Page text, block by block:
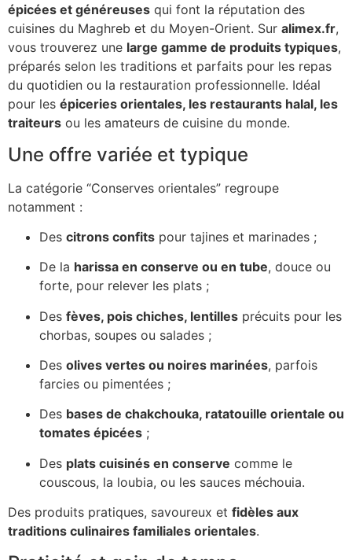
épicées et généreuses qui font la réputation des
cuisines du Maghreb et du Moyen-Orient. Sur alimex.fr,
vous trouverez une large gamme de produits typiques,
préparés selon les traditions et parfaits pour les repas
du quotidien ou la restauration professionnelle. Idéal
pour les épiceries orientales, les restaurants halal, les
traiteurs ou les amateurs de cuisine du monde.
Une offre variée et typique
La catégorie “Conserves orientales” regroupe
notamment :
Des citrons confits pour tajines et marinades ;
De la harissa en conserve ou en tube, douce ou
forte, pour relever les plats ;
Des fèves, pois chiches, lentilles précuits pour les
chorbas, soupes ou salades ;
Des olives vertes ou noires marinées, parfois
farcies ou pimentées ;
Des bases de chakchouka, ratatouille orientale ou
tomates épicées ;
Des plats cuisinés en conserve comme le
couscous, la loubia, ou les sauces méchouia.
Des produits pratiques, savoureux et fidèles aux
traditions culinaires familiales orientales.